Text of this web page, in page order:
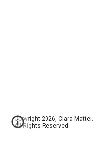
Copyright 2026, Clara Mattei.
All Rights Reserved.